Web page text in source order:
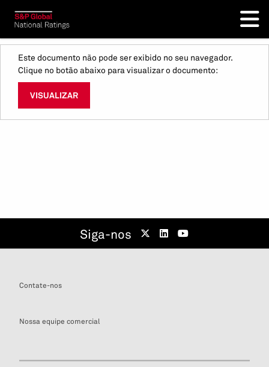
Este documento não pode ser exibido no seu navegador.
Clique no botão abaixo para visualizar o documento:
VISUALIZAR
Siga-nos
Contate-nos
Nossa equipe comercial